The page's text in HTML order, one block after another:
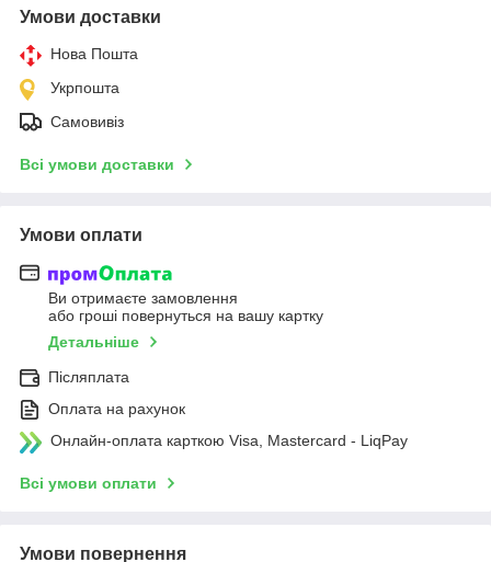
Умови доставки
Нова Пошта
Укрпошта
Самовивіз
Всі умови доставки
Умови оплати
Ви отримаєте замовлення
або гроші повернуться на вашу картку
Детальніше
Післяплата
Оплата на рахунок
Онлайн-оплата карткою Visa, Mastercard - LiqPay
Всі умови оплати
Умови повернення